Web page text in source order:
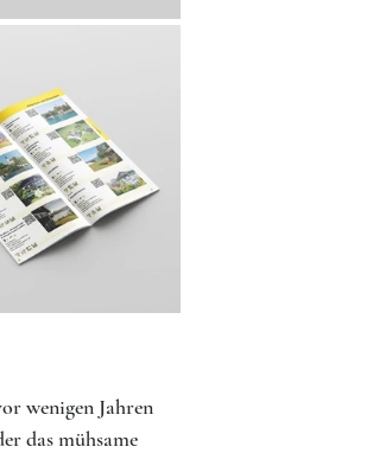
wenigen Jahren
das mühsame